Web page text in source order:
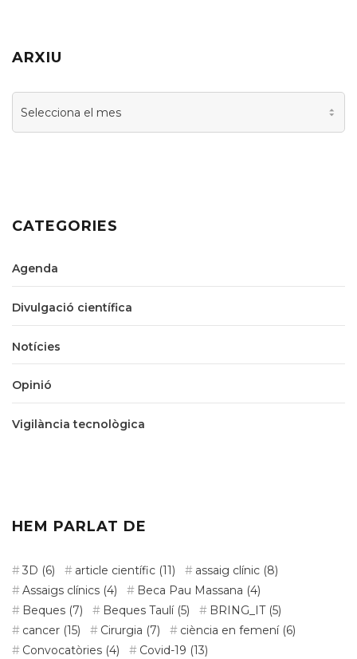
ARXIU
Arxiu
CATEGORIES
Agenda
Divulgació científica
Notícies
Opinió
Vigilància tecnològica
HEM PARLAT DE
3D (6) article científic (11) assaig clínic (8)
Assaigs clínics (4) Beca Pau Massana (4)
Beques (7) Beques Taulí(5) BRING_IT(5)
cancer (15) Cirurgia (7) ciència en femení(6)
Convocatòries (4) Covid-19 (13)